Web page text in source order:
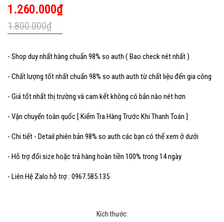
1.260.000₫
1.800.000₫
- Shop duy nhất hàng chuẩn 98% so auth ( Bao check nét nhất )
- Chất lượng tốt nhất chuẩn 98% so auth auth từ chất liệu đến gia công
- Giá tốt nhất thị trường và cam kết không có bản nào nét hơn
- Vận chuyển toàn quốc [ Kiểm Tra Hàng Trước Khi Thanh Toán ]
- Chi tiết - Detail phiên bản 98% so auth các bạn có thể xem ở dưới
- Hỗ trợ đổi size hoặc trả hàng hoàn tiền 100% trong 14 ngày
- Liên Hệ Zalo hỗ trợ : 0967.585.135
Kích thước: